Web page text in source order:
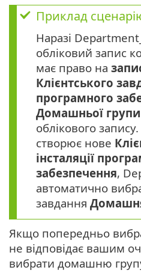
Приклад
Наразі
обліковий запис
має право на
Клієнтського
програмного
Домашньої групи
облікового
створює нове
інсталяції
забезпечення,
автоматично
завдання
Якщо попередньо
не відповідає вашим
вибрати домашню